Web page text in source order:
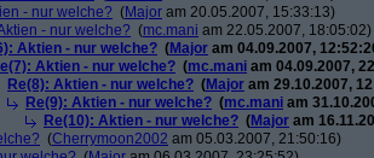
- nur welche? (Major am 20.05.2007, 15:33:13)
- nur welche? (mc.mani am 22.05.2007, 18:05:02)
Aktien - nur welche? (Major am 04.09.2007,
Aktien - nur welche? (mc.mani am 04.09.2007,
Re(8): Aktien - nur welche? (Major am 29.10.2007,
Re(9): Aktien - nur welche? (mc.mani am
Re(10): Aktien - nur welche? (Major am
(Cherrymoon2002 am 05.03.2007, 21:50:16)